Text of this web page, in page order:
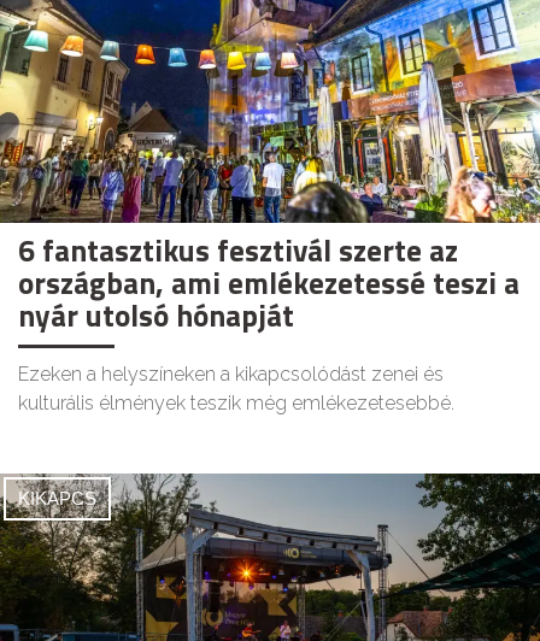
6 fantasztikus fesztivál szerte az
országban, ami emlékezetessé teszi a
nyár utolsó hónapját
Ezeken a helyszíneken a kikapcsolódást zenei és
kulturális élmények teszik még emlékezetesebbé.
KIKAPCS